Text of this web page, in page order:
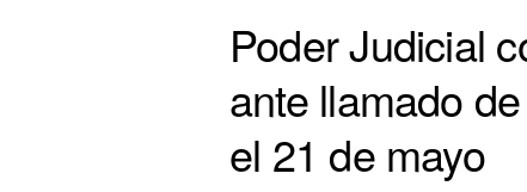
Poder Judicial
ante llamado
el 21 de mayo